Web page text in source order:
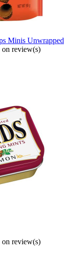
Minis Unwrapped
on review(s)
on review(s)